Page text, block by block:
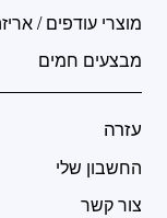
מוצרי עודפים /
מבצעים חמים
עזרה
החשבון שלי
צור קשר